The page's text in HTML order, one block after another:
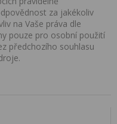
za jakékoliv
na Vaše práva dle
pouze pro osobní použití
předchozího souhlasu